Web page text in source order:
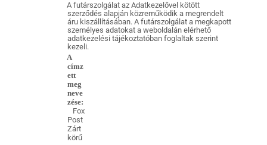
A futárszolgálat az Adatkezelővel kötött
szerződés alapján közreműködik a megrendelt
áru kiszállításában. A futárszolgálat a megkapott
személyes adatokat a weboldalán elérhető
adatkezelési tájékoztatóban foglaltak szerint
kezeli.
A
címz
ett
meg
neve
zése:
Fox
Post
Zárt
körű